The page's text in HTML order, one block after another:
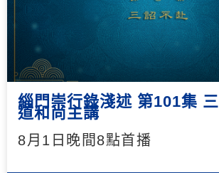
緇門崇行錄淺述 第101集
道和尚主講
8月1日晚間8點首播